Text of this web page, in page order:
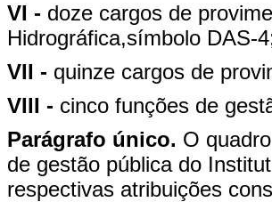
VI - doze cargos de
Hidrográfica,símbolo DAS-
VII - quinze cargos de
VIII - cinco funções de
Parágrafo único. O
de gestão pública do
respectivas atribuições